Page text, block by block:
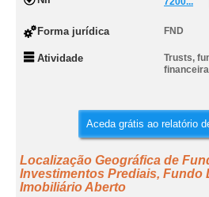
Forma jurídica FND
Atividade
Trusts,
Aceda grátis ao relatório
Localização Geográfica de
Investimentos Prediais, Fundo
Imobiliário Aberto